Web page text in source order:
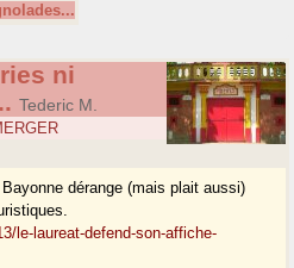
ni
Tederic M.
dérange (mais plait aussi)
le-laureat-defend-son-affiche-